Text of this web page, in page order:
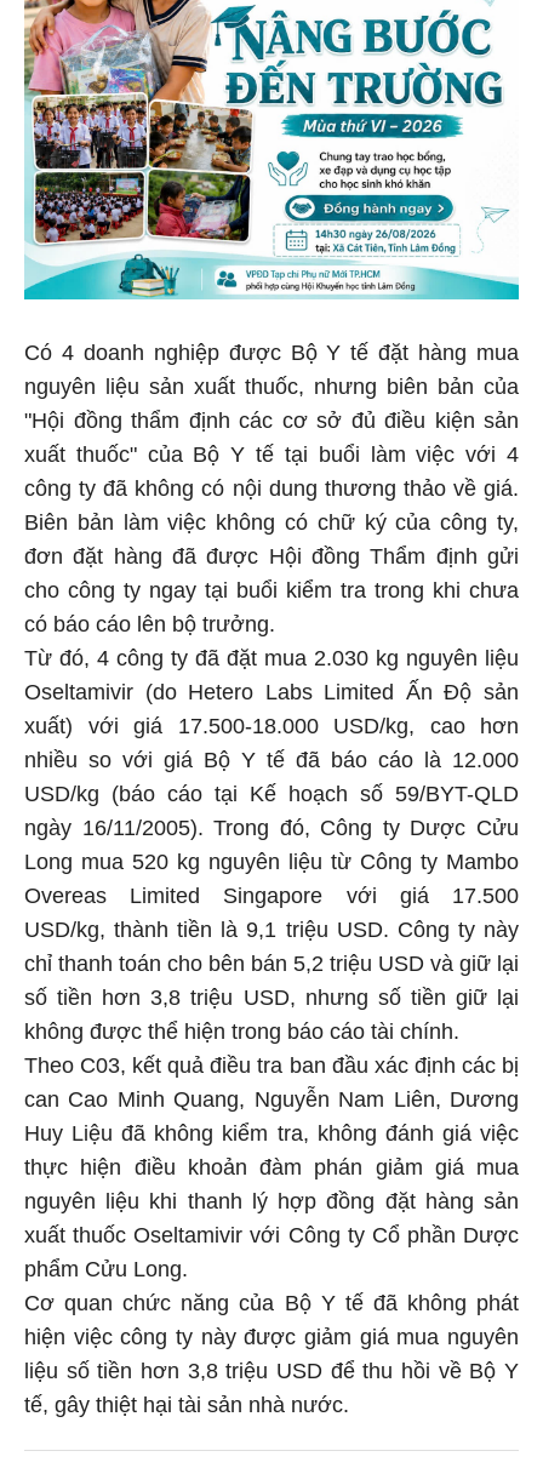
Có 4 doanh nghiệp được Bộ Y tế đặt hàng mua
nguyên liệu sản xuất thuốc, nhưng biên bản của
"Hội đồng thẩm định các cơ sở đủ điều kiện sản
xuất thuốc" của Bộ Y tế tại buổi làm việc với 4
công ty đã không có nội dung thương thảo về giá.
Biên bản làm việc không có chữ ký của công ty,
đơn đặt hàng đã được Hội đồng Thẩm định gửi
cho công ty ngay tại buổi kiểm tra trong khi chưa
có báo cáo lên bộ trưởng.
Từ đó, 4 công ty đã đặt mua 2.030 kg nguyên liệu
Oseltamivir (do Hetero Labs Limited Ấn Độ sản
xuất) với giá 17.500-18.000 USD/kg, cao hơn
nhiều so với giá Bộ Y tế đã báo cáo là 12.000
USD/kg (báo cáo tại Kế hoạch số 59/BYT-QLD
ngày 16/11/2005). Trong đó, Công ty Dược Cửu
Long mua 520 kg nguyên liệu từ Công ty Mambo
Overeas Limited Singapore với giá 17.500
USD/kg, thành tiền là 9,1 triệu USD. Công ty này
chỉ thanh toán cho bên bán 5,2 triệu USD và giữ lại
số tiền hơn 3,8 triệu USD, nhưng số tiền giữ lại
không được thể hiện trong báo cáo tài chính.
Theo C03, kết quả điều tra ban đầu xác định các bị
can Cao Minh Quang, Nguyễn Nam Liên, Dương
Huy Liệu đã không kiểm tra, không đánh giá việc
thực hiện điều khoản đàm phán giảm giá mua
nguyên liệu khi thanh lý hợp đồng đặt hàng sản
xuất thuốc Oseltamivir với Công ty Cổ phần Dược
phẩm Cửu Long.
Cơ quan chức năng của Bộ Y tế đã không phát
hiện việc công ty này được giảm giá mua nguyên
liệu số tiền hơn 3,8 triệu USD để thu hồi về Bộ Y
tế, gây thiệt hại tài sản nhà nước.